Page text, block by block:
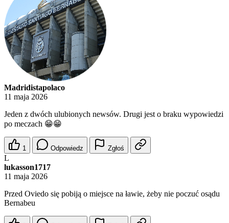
Madridistapolaco
11 maja 2026
Jeden z dwóch ulubionych newsów. Drugi jest o braku wypowiedzi
po meczach 😁😁
1 Odpowiedz Zgłoś
L
lukasson1717
11 maja 2026
Przed Oviedo się pobiją o miejsce na ławie, żeby nie poczuć osądu
Bernabeu